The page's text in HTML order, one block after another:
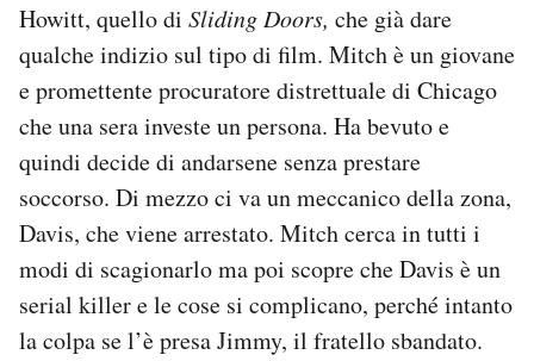
Howitt, quello di Sliding Doors, che già dare
qualche indizio sul tipo di film. Mitch è un giovane
e promettente procuratore distrettuale di Chicago
che una sera investe un persona. Ha bevuto e
quindi decide di andarsene senza prestare
soccorso. Di mezzo ci va un meccanico della zona,
Davis, che viene arrestato. Mitch cerca in tutti i
modi di scagionarlo ma poi scopre che Davis è un
serial killer e le cose si complicano, perché intanto
la colpa se l’è presa Jimmy, il fratello sbandato.